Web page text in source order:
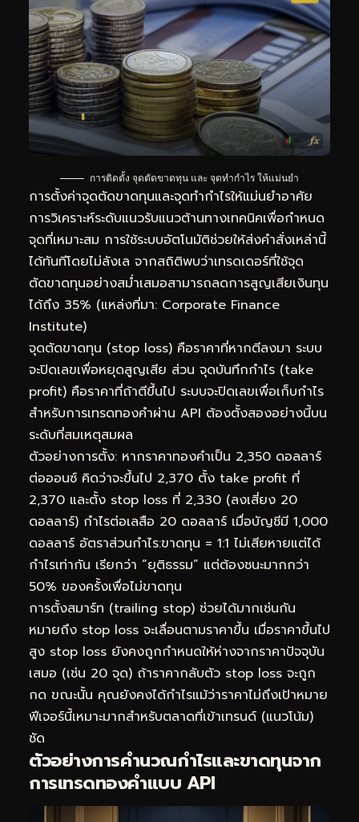
การติดตั้ง จุดตัดขาดทุน และ จุดทำกำไร ให้แม่นยำ
การตั้งค่าจุดตัดขาดทุนและจุดทำกำไรให้แม่นยำอาศัย
การวิเคราะห์ระดับแนวรับแนวต้านทางเทคนิคเพื่อกำหนด
จุดที่เหมาะสม การใช้ระบบอัตโนมัติช่วยให้ส่งคำสั่งเหล่านี้
ได้ทันทีโดยไม่ลังเล จากสถิติพบว่าเทรดเดอร์ที่ใช้จุด
ตัดขาดทุนอย่างสม่ำเสมอสามารถลดการสูญเสียเงินทุน
ได้ถึง 35% (แหล่งที่มา: Corporate Finance
Institute)
จุดตัดขาดทุน (stop loss) คือราคาที่หากตีลงมา ระบบ
จะปิดเลขเพื่อหยุดสูญเสีย ส่วน จุดบันทึกกำไร (take
profit) คือราคาที่ถ้าตีขึ้นไป ระบบจะปิดเลขเพื่อเก็บกำไร
สำหรับการเทรดทองคำผ่าน API ต้องตั้งสองอย่างนี้บน
ระดับที่สมเหตุสมผล
ตัวอย่างการตั้ง: หากราคาทองคำเป็น 2,350 ดอลลาร์
ต่อออนซ์ คิดว่าจะขึ้นไป 2,370 ตั้ง take profit ที่
2,370 และตั้ง stop loss ที่ 2,330 (ลงเสี่ยง 20
ดอลลาร์) กำไรต่อเลสือ 20 ดอลลาร์ เมื่อบัญชีมี 1,000
ดอลลาร์ อัตราส่วนกำไร:ขาดทุน = 1:1 ไม่เสียหายแต่ได้
กำไรเท่ากัน เรียกว่า “ยุติธรรม” แต่ต้องชนะมากกว่า
50% ของครั้งเพื่อไม่ขาดทุน
การตั้งสมาร์ท (trailing stop) ช่วยได้มากเช่นกัน
หมายถึง stop loss จะเลื่อนตามราคาขึ้น เมื่อราคาขึ้นไป
สูง stop loss ยังคงถูกกำหนดให้ห่างจากราคาปัจจุบัน
เสมอ (เช่น 20 จุด) ถ้าราคากลับตัว stop loss จะถูก
กด ขณะนั้น คุณยังคงได้กำไรแม้ว่าราคาไม่ถึงเป้าหมาย
ฟีเจอร์นี้เหมาะมากสำหรับตลาดที่เข้าเทรนด์ (แนวโน้ม)
ชัด
ตัวอย่างการคำนวณกำไรและขาดทุนจาก
การเทรดทองคำแบบ API